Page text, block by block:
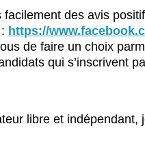
facilement des avis
https://
de faire un choix
qui s’inscrivent
libre et indépendant,